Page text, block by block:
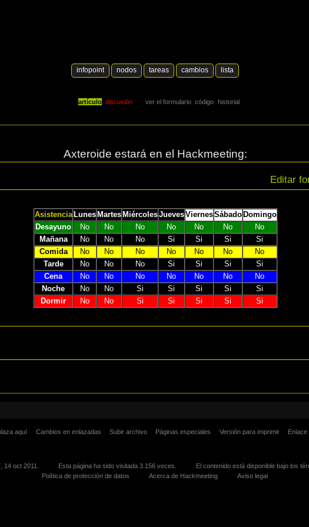
Axteroide estará en el Hackmeeting:
Editar
Asistencia Lunes Martes MiércolesJuevesViernesSábado Domingo
Desayuno
No No No No No No
No
Mañana
No No No Si Si Si
Si
Comida
No No No No No No
No
Tarde
No No No Si Si Si
Si
Cena
No No No No No No
No
Noche
No No Si Si Si Si
Si
Dormir
No No Si Si Si Si Si
artículo discusión ver el formulario código historial
infopoint nodos tareas cambios lista
aquí Cambios en enlazadas Subir archivo Páginas especiales Versión para imprimir
oct 2011. Esta página ha sido visitada 3.156 veces. El contenido está disponible bajo los
Política de protección de datos
Acerca de Hackmeeting Aviso legal